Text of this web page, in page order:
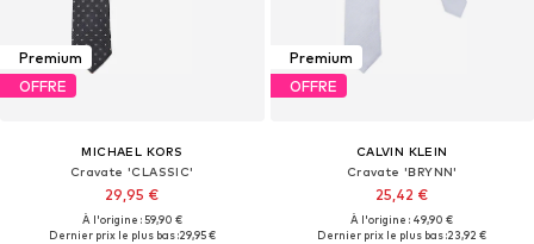
Premium
OFFRE
MICHAEL KORS
Cravate 'CLASSIC'
29,95 €
À l'origine : 59,90 €
Dernier prix le plus bas :29,95 €
Premium
OFFRE
CALVIN KLEIN
Cravate 'BRYNN'
25,42 €
À l'origine : 49,90 €
Dernier prix le plus bas :23,92 €